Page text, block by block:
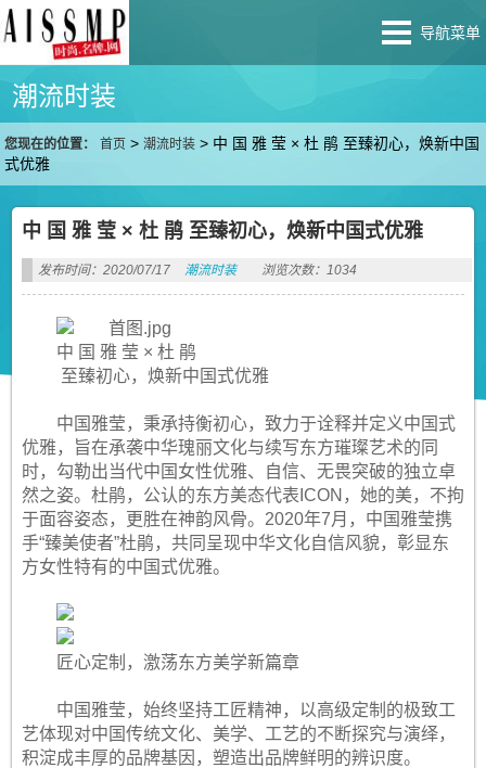
导航菜单
潮流时装
您现在的位置： 首页 >潮流时装 > 中 国 雅 莹 × 杜 鹃 至臻初心，焕新中国
式优雅
中 国 雅 莹 × 杜 鹃 至臻初心，焕新中国式优雅
发布时间：2020/07/17 潮流时装 浏览次数：1034
中 国 雅 莹 × 杜 鹃
至臻初心，焕新中国式优雅
中国雅莹，秉承持衡初心，致力于诠释并定义中国式
优雅，旨在承袭中华瑰丽文化与续写东方璀璨艺术的同
时，勾勒出当代中国女性优雅、自信、无畏突破的独立卓
然之姿。杜鹃，公认的东方美态代表ICON，她的美，不拘
于面容姿态，更胜在神韵风骨。2020年7月，中国雅莹携
手“臻美使者”杜鹃，共同呈现中华文化自信风貌，彰显东
方女性特有的中国式优雅。
匠心定制，激荡东方美学新篇章
中国雅莹，始终坚持工匠精神，以高级定制的极致工
艺体现对中国传统文化、美学、工艺的不断探究与演绎，
积淀成丰厚的品牌基因，塑造出品牌鲜明的辨识度。